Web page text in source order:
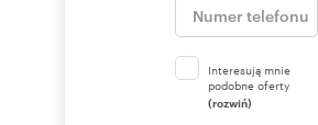
Interesują mnie
podobne oferty
(rozwiń)